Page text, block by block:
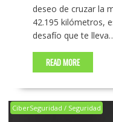
deseo de cruzar la
42.195 kilómetros,
desafío que te
READ MORE
CiberSeguridad / Seguridad